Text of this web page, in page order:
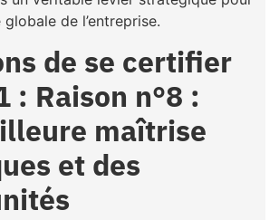
de l’entreprise.
de se certifier
: Raison n°8 :
maîtrise
et des